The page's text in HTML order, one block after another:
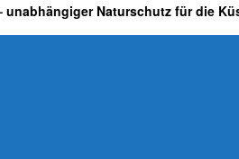
unabhängiger Naturschutz für die